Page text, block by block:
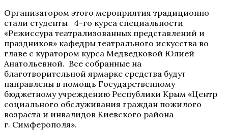
Организатором этого мероприятия традиционно
стали студенты 4-го курса специальности
«Режиссура театрализованных представлений и
праздников» кафедры театрального искусства во
главе с куратором курса Медведковой Юлией
Анатольевной. Все собранные на
благотворительной ярмарке средства будут
направлены в помощь Государственному
бюджетному учреждению Республики Крым «Центр
социального обслуживания граждан пожилого
возраста и инвалидов Киевского района
г. Симферополя».